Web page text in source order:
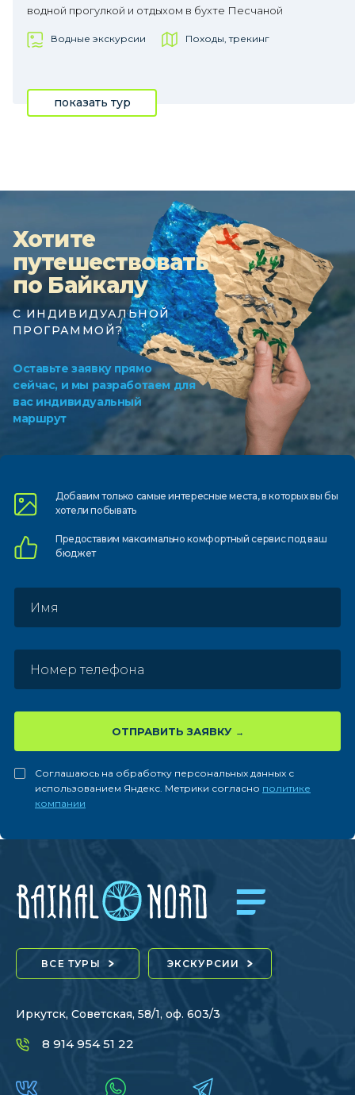
водной прогулкой и отдыхом в бухте Песчаной
Водные экскурсии Походы, трекинг
показать тур
Хотите
путешествовать
по Байкалу
С ИНДИВИДУАЛЬНОЙ
ПРОГРАММОЙ?
Оставьте заявку прямо
сейчас, и мы разработаем для
вас индивидуальный
маршрут
Добавим только самыеинтересные места, в которыхвы бы
хотели побывать
Предоставим максимально комфортныйсервис под ваш
бюджет
ОТПРАВИТЬ ЗАЯВКУ
Соглашаюсь на обработку персональных данных с
использованием Яндекс. Метрики согласно политике
компании
ВСЕ ТУРЫ ЭКСКУРСИИ
Иркутск, Советская, 58/1, оф. 603/3
8 914 954 51 22